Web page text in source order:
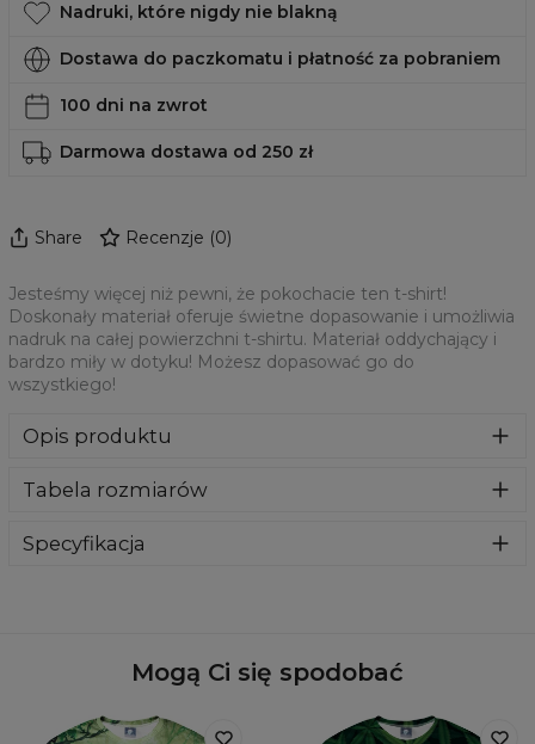
Nadruki, które nigdy nie blakną
Dostawa do paczkomatu i płatność za pobraniem
100 dni na zwrot
Darmowa dostawa od 250 zł
Share Recenzje (0)
Jesteśmy więcej niż pewni, że pokochacie ten t-shirt!
Doskonały materiał oferuje świetne dopasowanie i umożliwia
nadruk na całej powierzchni t-shirtu. Materiał oddychający i
bardzo miły w dotyku! Możesz dopasować go do
wszystkiego!
Opis produktu
Doskonały materiał oferuje świetne dopasowanie i
oddychający i bardzo miły w dotyku! Możesz dopasować
Tabela rozmiarów
Specyfikacja
Mogą Ci się spodobać